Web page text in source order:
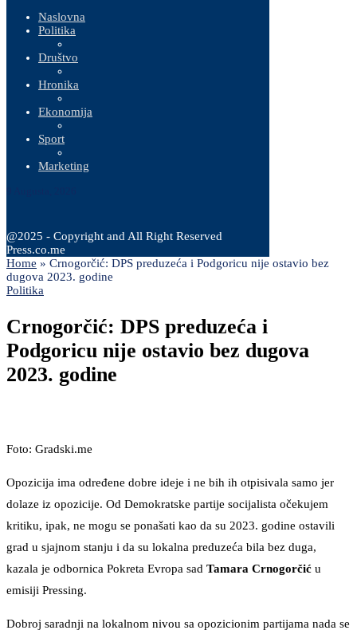
Naslovna
Politika
Društvo
Hronika
Ekonomija
Sport
Marketing
@2025 - Copyright and All Right Reserved
Press.co.me
Home » Crnogorčić: DPS preduzeća i Podgoricu nije ostavio bez
dugova 2023. godine
Politika
Crnogorčić: DPS preduzeća i
Podgoricu nije ostavio bez dugova
2023. godine
Foto: Gradski.me
Opozicija ima određene dobre ideje i ne bih ih otpisivala samo jer
dolaze iz opozicije. Od Demokratske partije socijalista očekujem
kritiku, ipak, ne mogu se ponašati kao da su 2023. godine ostavili
grad u sjajnom stanju i da su lokalna preduzeća bila bez duga,
kazala je odbornica Pokreta Evropa sad Tamara Crnogorčić u
emisiji Pressing.
Dobroj saradnji na lokalnom nivou sa opozicionim partijama nada se